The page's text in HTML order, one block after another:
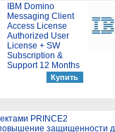
IBM Domino
Messaging Client
Access License
Authorized User
License + SW
Subscription &
Support 12 Months
PRINCE2
защищенности